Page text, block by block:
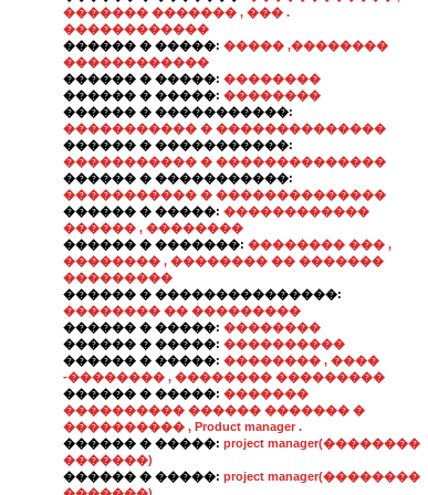
������� ������� , ��� .
������������
������ � �����: ����� ,��������
������������
������ � �����: ��������
������ � �����: ��������
������ � �����������:
����������� � ��������������
������ � �����������:
����������� � ��������������
������ � �����������:
����������� � ��������������
������ � �����: ������������
������ , ��������
������ � �������: �������� ��� ,
�������� , �������� �� �������
���������
������ � ���������������:
�������� �� ���������
������ � �����: ��������
������ � �����: ����������
������ � �����: �������� , ����
-�������� , �������� ���������
������ � �����: �������
���������� ������ ������� �
���������� , Product manager .
������ � �����: project manager(��������
�������)
������ � �����: project manager(��������